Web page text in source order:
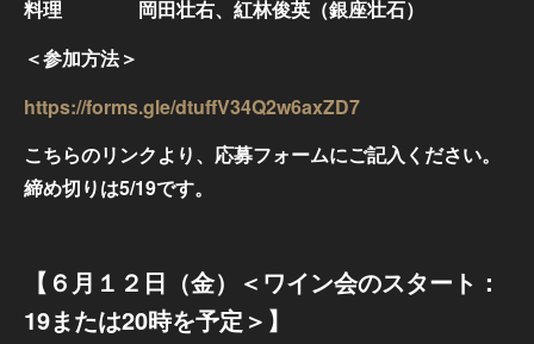
料理 岡田壮右、紅林俊英（銀座壮石）
＜参加方法＞
https://forms.gle/dtuffV34Q2w6axZD7
こちらのリンクより、応募フォームにご記入ください。
締め切りは5/19です。
【６月１２日（金）＜ワイン会のスタート：
19または20時を予定＞】